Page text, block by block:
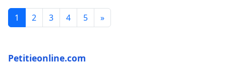
1 2 3 4 5 »
Petitieonline.com